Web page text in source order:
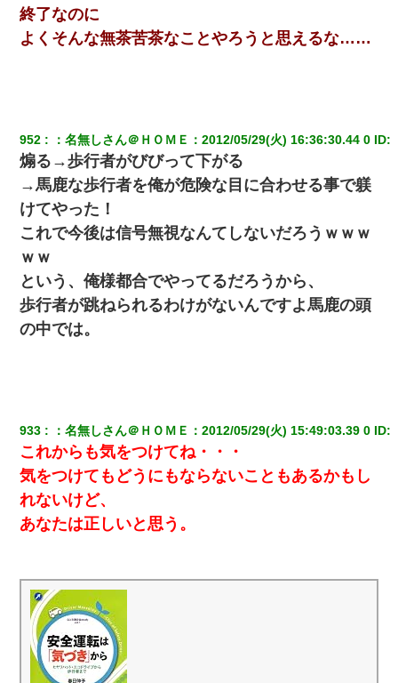
終了なのに
よくそんな無茶苦茶なことやろうと思えるな……
952 ：名無しさん＠ＨＯＭＥ ：2012/05/29(火) 16:36:30.44 0 ID:
煽る→歩行者がびびって下がる
→馬鹿な歩行者を俺が危険な目に合わせる事で躾
けてやった！
これで今後は信号無視なんてしないだろうｗｗｗ
ｗｗ
という、俺様都合でやってるだろうから、
歩行者が跳ねられるわけがないんですよ馬鹿の頭
の中では。
933 ：名無しさん＠ＨＯＭＥ ：2012/05/29(火) 15:49:03.39 0 ID:
これからも気をつけてね・・・
気をつけてもどうにもならないこともあるかもし
れないけど、
あなたは正しいと思う。